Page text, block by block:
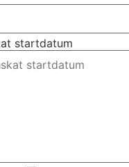
startdatum